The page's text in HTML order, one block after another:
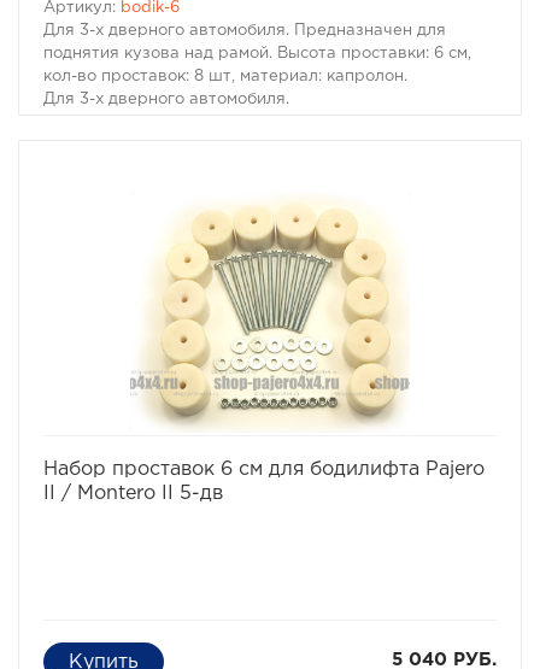
Артикул: bodik-6
Для 3-х дверного автомобиля. Предназначен для
поднятия кузова над рамой. Высота проставки: 6 см,
кол-во проставок: 8 шт, материал: капролон.
Для 3-х дверного автомобиля.
условиях офф-роуд.
В комплект проставок для бодилифта Pajero II /
Montero II входят сами проставки, а также болты, гайки
и шайбы для крепления.
Характеристики Комплекта проставок для бодилифта
Pajero II / Montero II:
· Высота проставки: 6 см
· Кол-во проставок: 8 шт
· Материал: капролон
Комплект проставок для бодилифта Pajero II / Montero
Набор проставок 6 см для бодилифта Pajero
II / Montero II 5-дв
5 040 РУБ.